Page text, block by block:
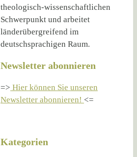
theologisch-wissenschaftlichen
Schwerpunkt und arbeitet
länderübergreifend im
deutschsprachigen Raum.
Newsletter abonnieren
=> Hier können Sie unseren
Newsletter abonnieren! <=
Kategorien